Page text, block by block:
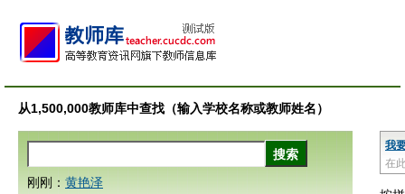
从1,500,000教师库中查找（输入学校名称或教师姓名）
我
在
刚刚： 黄艳泽